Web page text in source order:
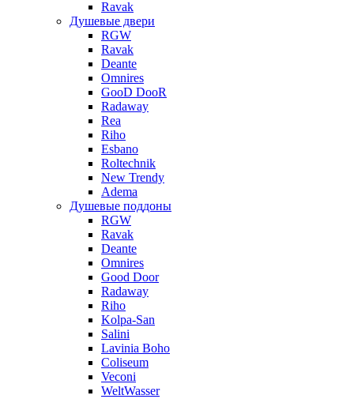
Ravak
Душевые двери
RGW
Ravak
Deante
Omnires
GooD DooR
Radaway
Rea
Riho
Esbano
Roltechnik
New Trendy
Adema
Душевые поддоны
RGW
Ravak
Deante
Omnires
Good Door
Radaway
Riho
Kolpa-San
Salini
Lavinia Boho
Coliseum
Veconi
WeltWasser